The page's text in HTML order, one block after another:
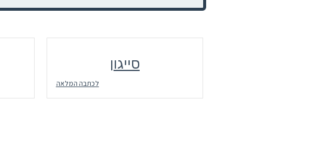
סייגון
לכתבה המלאה